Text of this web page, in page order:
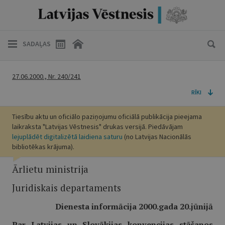
SADAĻAS
27.06.2000., Nr. 240/241
RĪKI
Tiesību aktu un oficiālo paziņojumu oficiālā publikācija pieejama
laikraksta "Latvijas Vēstnesis" drukas versijā. Piedāvājam
lejuplādēt digitalizētā laidiena saturu (no Latvijas Nacionālās
bibliotēkas krājuma).
Ārlietu ministrija
Juridiskais departaments
Dienesta informācija 2000.gada 20.jūnijā